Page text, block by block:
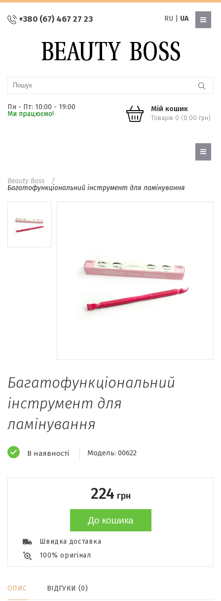
+380 (67) 467 27 23 RU UA
Пн - Пт: 10:00 - 19:00
Ми працюємо!
Мій кошик
Товарів 0 (0.00 грн)
Beauty Boss
Багатофункціональний інструмент для ламінування
Багатофункціональний
інструмент для
ламінування
В наявності Модель: 00622
224 грн
До кошика
Швидка доставка
100% оригінал
ОПИС ВІДГУКИ (0)